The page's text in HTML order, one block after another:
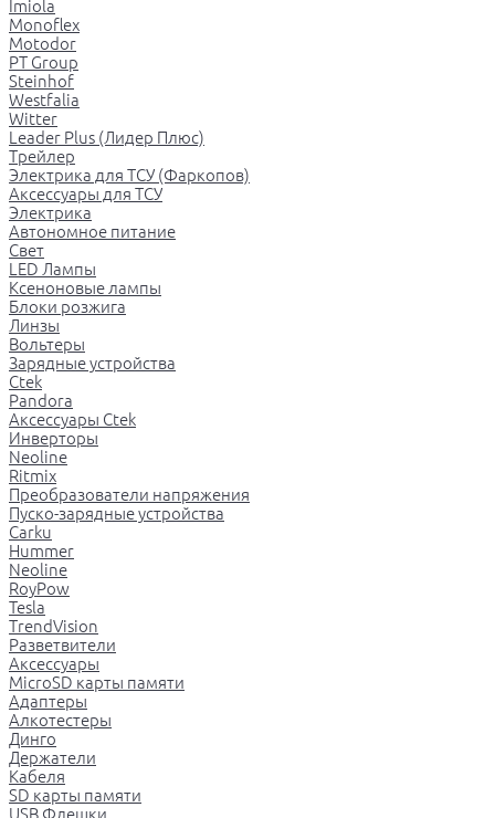
Imiola
Monoflex
Motodor
PT Group
Steinhof
Westfalia
Witter
Leader Plus (Лидер Плюс)
Трейлер
Электрика для ТСУ (Фаркопов)
Аксессуары для ТСУ
Электрика
Автономное питание
Свет
LED Лампы
Ксеноновые лампы
Блоки розжига
Линзы
Вольтеры
Зарядные устройства
Ctek
Pandora
Аксессуары Ctek
Инверторы
Neoline
Ritmix
Преобразователи напряжения
Пуско-зарядные устройства
Carku
Hummer
Neoline
RoyPow
Tesla
TrendVision
Разветвители
Аксессуары
MicroSD карты памяти
Адаптеры
Алкотестеры
Динго
Держатели
Кабеля
SD карты памяти
USB Флешки